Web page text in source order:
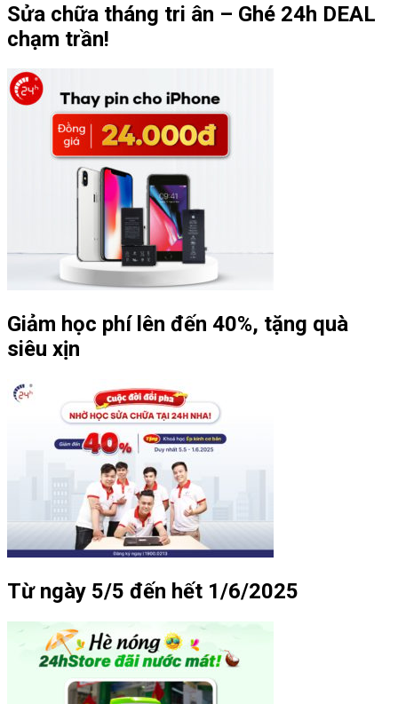
Sửa chữa tháng tri ân – Ghé 24h DEAL
chạm trần!
Giảm học phí lên đến 40%, tặng quà
siêu xịn
Từ ngày 5/5 đến hết 1/6/2025